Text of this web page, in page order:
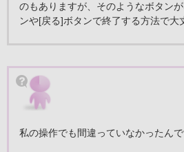
のもありますが、そのようなボタン
ンや[戻る]ボタンで終了する方法で大
私の操作でも間違っていなかったんで